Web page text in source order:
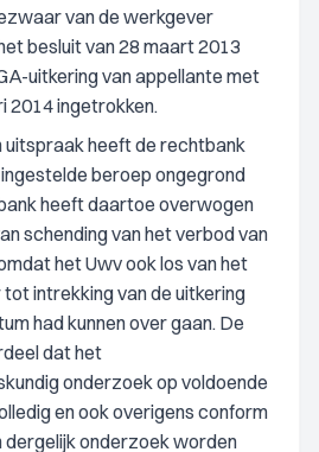
van de werkgever
besluit van 28 maart 2013
uitkering van appellante met
2014 ingetrokken.
uitspraak heeft de rechtbank
beroep ongegrond
heeft daartoe overwogen
schending van het verbod van
het Uwv ook los van het
intrekking van de uitkering
had kunnen over gaan. De
dat het
onderzoek op voldoende
en ook overigens conform
dergelijk onderzoek worden